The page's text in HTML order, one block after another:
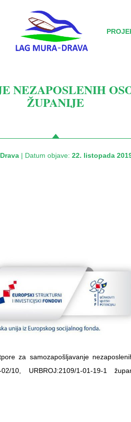
NEZAPOSLENIH
ŽUPANIJE
| Datum objave: 22. listopada
za samozapošljavanje
10, URBROJ:2109/1-01-19-1